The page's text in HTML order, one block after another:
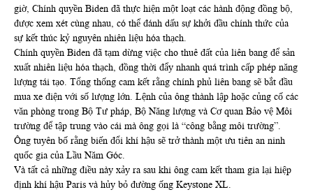
giờ, Chính quyền Biden đã thực hiện một loạt các hành động đồng bộ,
được xem xét cùng nhau, có thể đánh dấu sự khởi đầu chính thức của
sự kết thúc kỷ nguyên nhiên liệu hóa thạch.
Chính quyền Biden đã tạm dừng việc cho thuê đất của liên bang để sản
xuất nhiên liệu hóa thạch, đồng thời đẩy nhanh quá trình cấp phép năng
lượng tái tạo. Tổng thống cam kết rằng chính phủ liên bang sẽ bắt đầu
mua xe điện với số lượng lớn. Lệnh của ông thành lập hoặc củng cố các
văn phòng trong Bộ Tư pháp, Bộ Năng lượng và Cơ quan Bảo vệ Môi
trường để tập trung vào cái mà ông gọi là “công bằng môi trường”.
Ông tuyên bố rằng biến đổi khí hậu sẽ trở thành một ưu tiên an ninh
quốc gia của Lầu Năm Góc.
Và tất cả những điều này xảy ra sau khi ông cam kết tham gia lại hiệp
định khí hậu Paris và hủy bỏ đường ống Keystone XL.